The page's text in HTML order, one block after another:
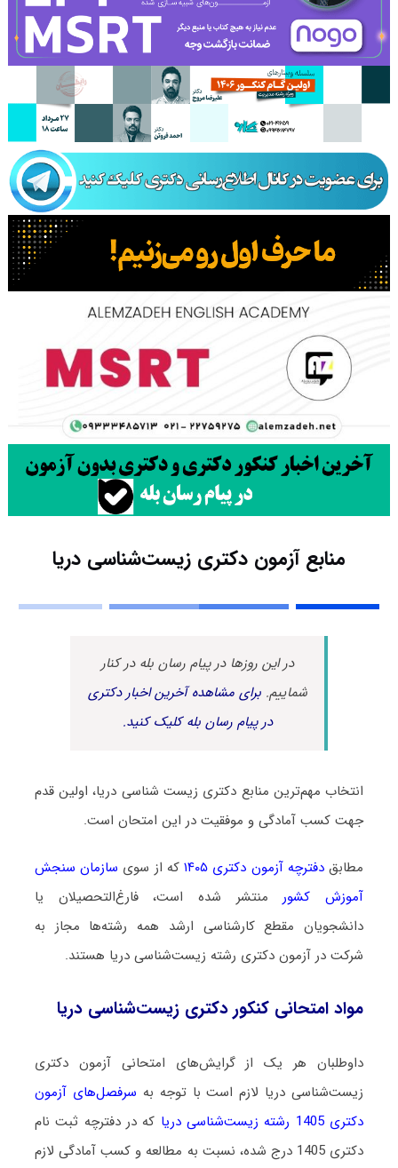
منابع آزمون دکتری زیست‌شناسی دریا
در این روزها در پیام رسان بله در کنار
شماییم.برای مشاهده آخرین اخبار دکتری
در پیام رسان بله کلیک کنید.
انتخاب مهم‌ترین منابع دکتری زیست ‌شناسی دریا، اولین قدم
جهت کسب آمادگی و موفقیت در این امتحان است.
مطابقدفترچه آزمون دکتری ۱۴۰۵ که از سوی سازمان سنجش
آموزش کشورمنتشر شده است، فارغ‌التحصیلان یا
دانشجویان مقطع کارشناسی ارشد همه رشته‌ها مجاز به
شرکت در آزمون دکتری رشته زیست‌شناسی دریا هستند.
مواد امتحانی کنکور دکتری زیست‌شناسی دریا
داوطلبان هر یک از گرایش‌های امتحانی آزمون دکتری
زیست‌شناسی دریا لازم است با توجه به سرفصل‌های آزمون
دکتری 1405 رشته زیست‌شناسی دریا
که در دفترچه ثبت نام
دکتری 1405 درج شده، نسبت به مطالعه و کسب آمادگی لازم